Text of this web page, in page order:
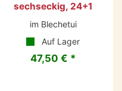
sechseckig, 24+1
im Blechetui
Auf Lager
47,50 € *